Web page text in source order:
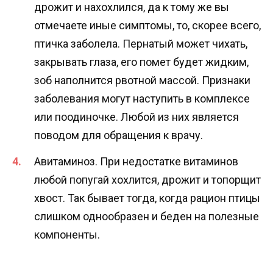
дрожит и нахохлился, да к тому же вы
отмечаете иные симптомы, то, скорее всего,
птичка заболела. Пернатый может чихать,
закрывать глаза, его помет будет жидким,
зоб наполнится рвотной массой. Признаки
заболевания могут наступить в комплексе
или поодиночке. Любой из них является
поводом для обращения к врачу.
Авитаминоз. При недостатке витаминов
любой попугай хохлится, дрожит и топорщит
хвост. Так бывает тогда, когда рацион птицы
слишком однообразен и беден на полезные
компоненты.